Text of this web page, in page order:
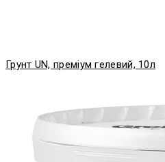
Грунт UN, преміум гелевий, 10л